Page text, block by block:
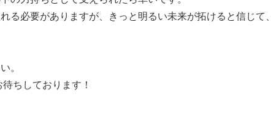
る必要がありますが、きっと明るい未来が拓けると信じて、
。
ちしております！